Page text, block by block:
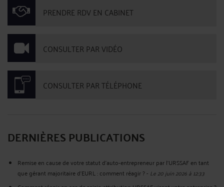
PRENDRE RDV EN CABINET
CONSULTER PAR VIDÉO
CONSULTER PAR TÉLÉPHONE
DERNIÈRES PUBLICATIONS
Remise en cause de votre statut d’auto-entrepreneur par l’URSSAF en tant
que gérant majoritaire d’EURL : comment réagir ?- Le 20 juin 2026 à 12:33